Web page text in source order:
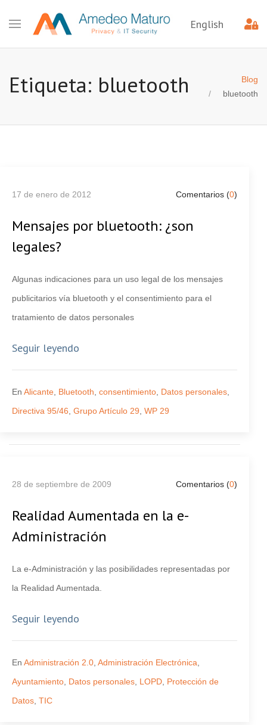
English
Etiqueta: bluetooth
Blog
bluetooth
17 de enero de 2012 Comentarios (0)
Mensajes por bluetooth: ¿son
legales?
Algunas indicaciones para un uso legal de los mensajes
publicitarios vía bluetooth y el consentimiento para el
tratamiento de datos personales
Seguir leyendo
En Alicante Bluetooth consentimiento Datos personales
Directiva 95/46 Grupo Artículo 29 WP 29
28 de septiembre de 2009 Comentarios (0)
Realidad Aumentada en la e-
Administración
La e-Administración y las posibilidades representadas por
la Realidad Aumentada.
Seguir leyendo
En Administración 2.0 Administración Electrónica
Ayuntamiento Datos personales LOPD Protección de
Datos TIC